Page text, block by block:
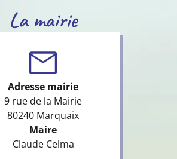
La mairie
Adresse mairie
9 rue de la Mairie
80240 Marquaix
Maire
Claude Celma